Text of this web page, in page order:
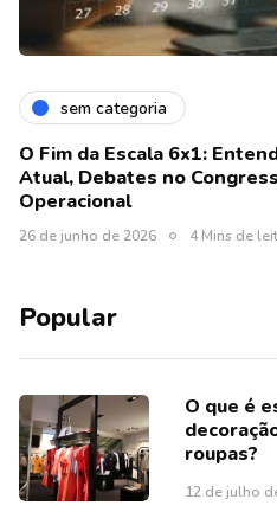
sem categoria
O Fim da Escala 6x1:
Atual, Debates no
Operacional
26 de junho de 2026 4 Mins de
Popular
O que é
roupas?
12 de julho